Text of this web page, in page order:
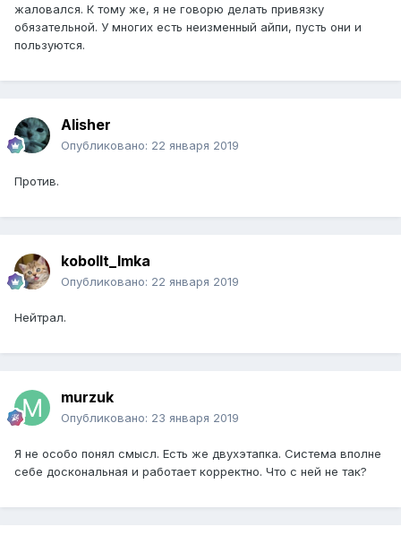
жаловался. К тому же, я не говорю делать привязку
обязательной. У многих есть неизменный айпи, пусть они и
пользуются.
Alisher
Опубликовано: 22 января 2019
Против.
kobollt_Imka
Опубликовано: 22 января 2019
Нейтрал.
murzuk
Опубликовано: 23 января 2019
Я не особо понял смысл. Есть же двухэтапка. Система вполне
себе доскональная и работает корректно. Что с ней не так?